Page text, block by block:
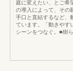
庭に変えたい、とご希
の導入によって、その
手口と直結するなど、
ています。「動きやす
シーンをつなぐ。■樹